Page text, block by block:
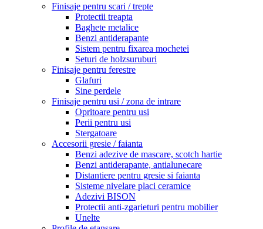
Finisaje pentru scari / trepte
Protectii treapta
Baghete metalice
Benzi antiderapante
Sistem pentru fixarea mochetei
Seturi de holzsuruburi
Finisaje pentru ferestre
Glafuri
Sine perdele
Finisaje pentru usi / zona de intrare
Opritoare pentru usi
Perii pentru usi
Stergatoare
Accesorii gresie / faianta
Benzi adezive de mascare, scotch hartie
Benzi antiderapante, antialunecare
Distantiere pentru gresie si faianta
Sisteme nivelare placi ceramice
Adezivi BISON
Protectii anti-zgarieturi pentru mobilier
Unelte